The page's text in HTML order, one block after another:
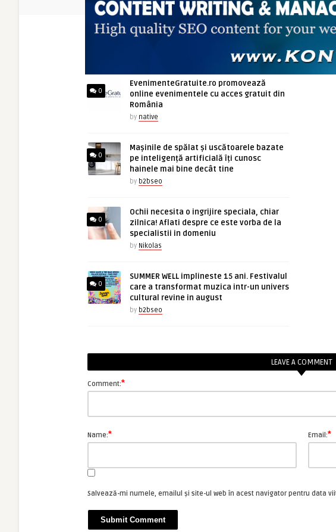
0
EvenimenteGratuite.ro promovează
online evenimentele cu acces gratuit din
România
by native
0
Mașinile de spălat și uscătoarele bazate
pe inteligență artificială îți cunosc
hainele mai bine decât tine
by b2bseo
0
Ochii necesita o ingrijire speciala, chiar
zilnica! Aflati despre ce este vorba de la
specialistii in domeniu
by Nikolas
0
SUMMER WELL implineste 15 ani. Festivalul
care a transformat muzica intr-un univers
cultural revine in august
by b2bseo
LEAVE A COMMENT
Comment:*
Name:* Email:*
Salvează-mi numele, emailul și site-ul web în acest navigator pentru data